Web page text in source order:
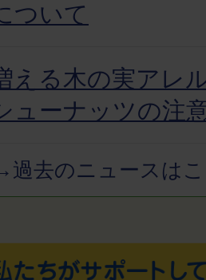
ついて
える木の実アレ
ューナッツの注
過去のニュースは